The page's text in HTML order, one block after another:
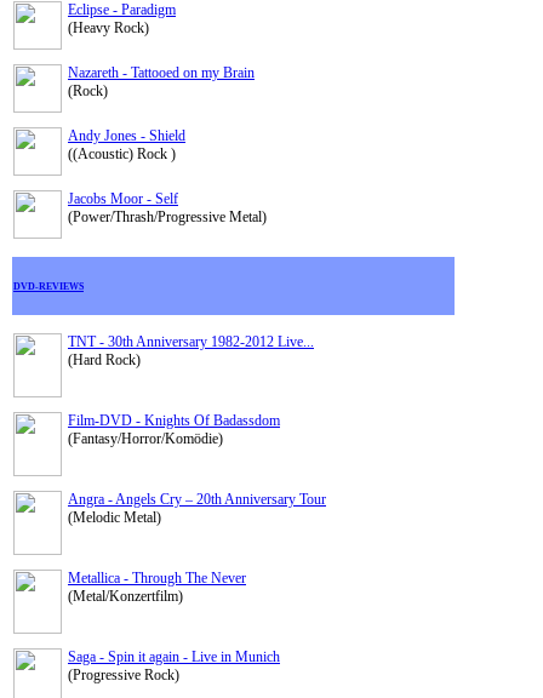
Eclipse - Paradigm
(Heavy Rock)
Nazareth - Tattooed on my Brain
(Rock)
Andy Jones - Shield
((Acoustic) Rock )
Jacobs Moor - Self
(Power/Thrash/Progressive Metal)
DVD-REVIEWS
TNT - 30th Anniversary 1982-2012 Live...
(Hard Rock)
Film-DVD - Knights Of Badassdom
(Fantasy/Horror/Komödie)
Angra - Angels Cry – 20th Anniversary Tour
(Melodic Metal)
Metallica - Through The Never
(Metal/Konzertfilm)
Saga - Spin it again - Live in Munich
(Progressive Rock)